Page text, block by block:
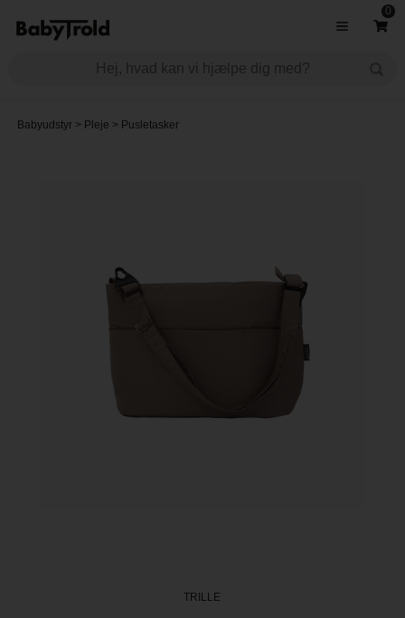
0
Babyudstyr> Pleje > Pusletasker
TRILLE